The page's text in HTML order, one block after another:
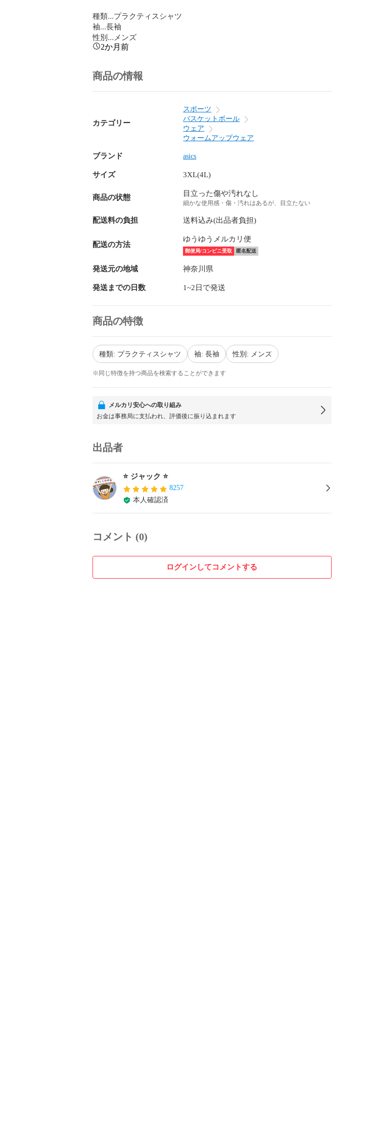
種類...プラクティスシャツ
袖...長袖
性別...メンズ
2か月前
商品の情報
カテゴリー
スポーツ
バスケットボール
ウェア
ウォームアップウェア
ブランド asics
サイズ 3XL(4L)
商品の状態 目立った傷や汚れなし
細かな使用感・傷・汚れはあるが、目立たない
配送料の負担 送料込み(出品者負担)
配送の方法
ゆうゆうメルカリ便
郵便局/コンビニ受取 匿名配送
発送元の地域 神奈川県
発送までの日数 1~2日で発送
商品の特徴
種類: プラクティスシャツ 袖: 長袖 性別: メンズ
※同じ特徴を持つ商品を検索することができます
メルカリ安心への取り組み
お金は事務局に支払われ、評価後に振り込まれます
出品者
⭐️ ジャック ⭐️
8257
本人確認済
コメント (0)
ログインしてコメントする